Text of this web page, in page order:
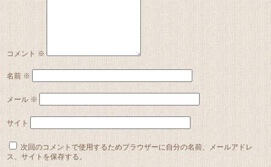
コメント ※
名前 ※
メール ※
サイト
次回のコメントで使用するためブラウザーに自分の名前、メールアドレ
ス、サイトを保存する。